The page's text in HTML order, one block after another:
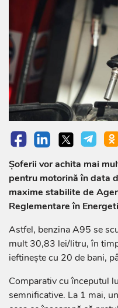
Șoferii vor achita mai
pentru motorină în data
maxime stabilite de
Reglementare în
Astfel, benzina A95 se
mult 30,83 lei/litru, în
ieftinește cu 20 de bani,
Comparativ cu începutul
semnificative. La 1 mai,